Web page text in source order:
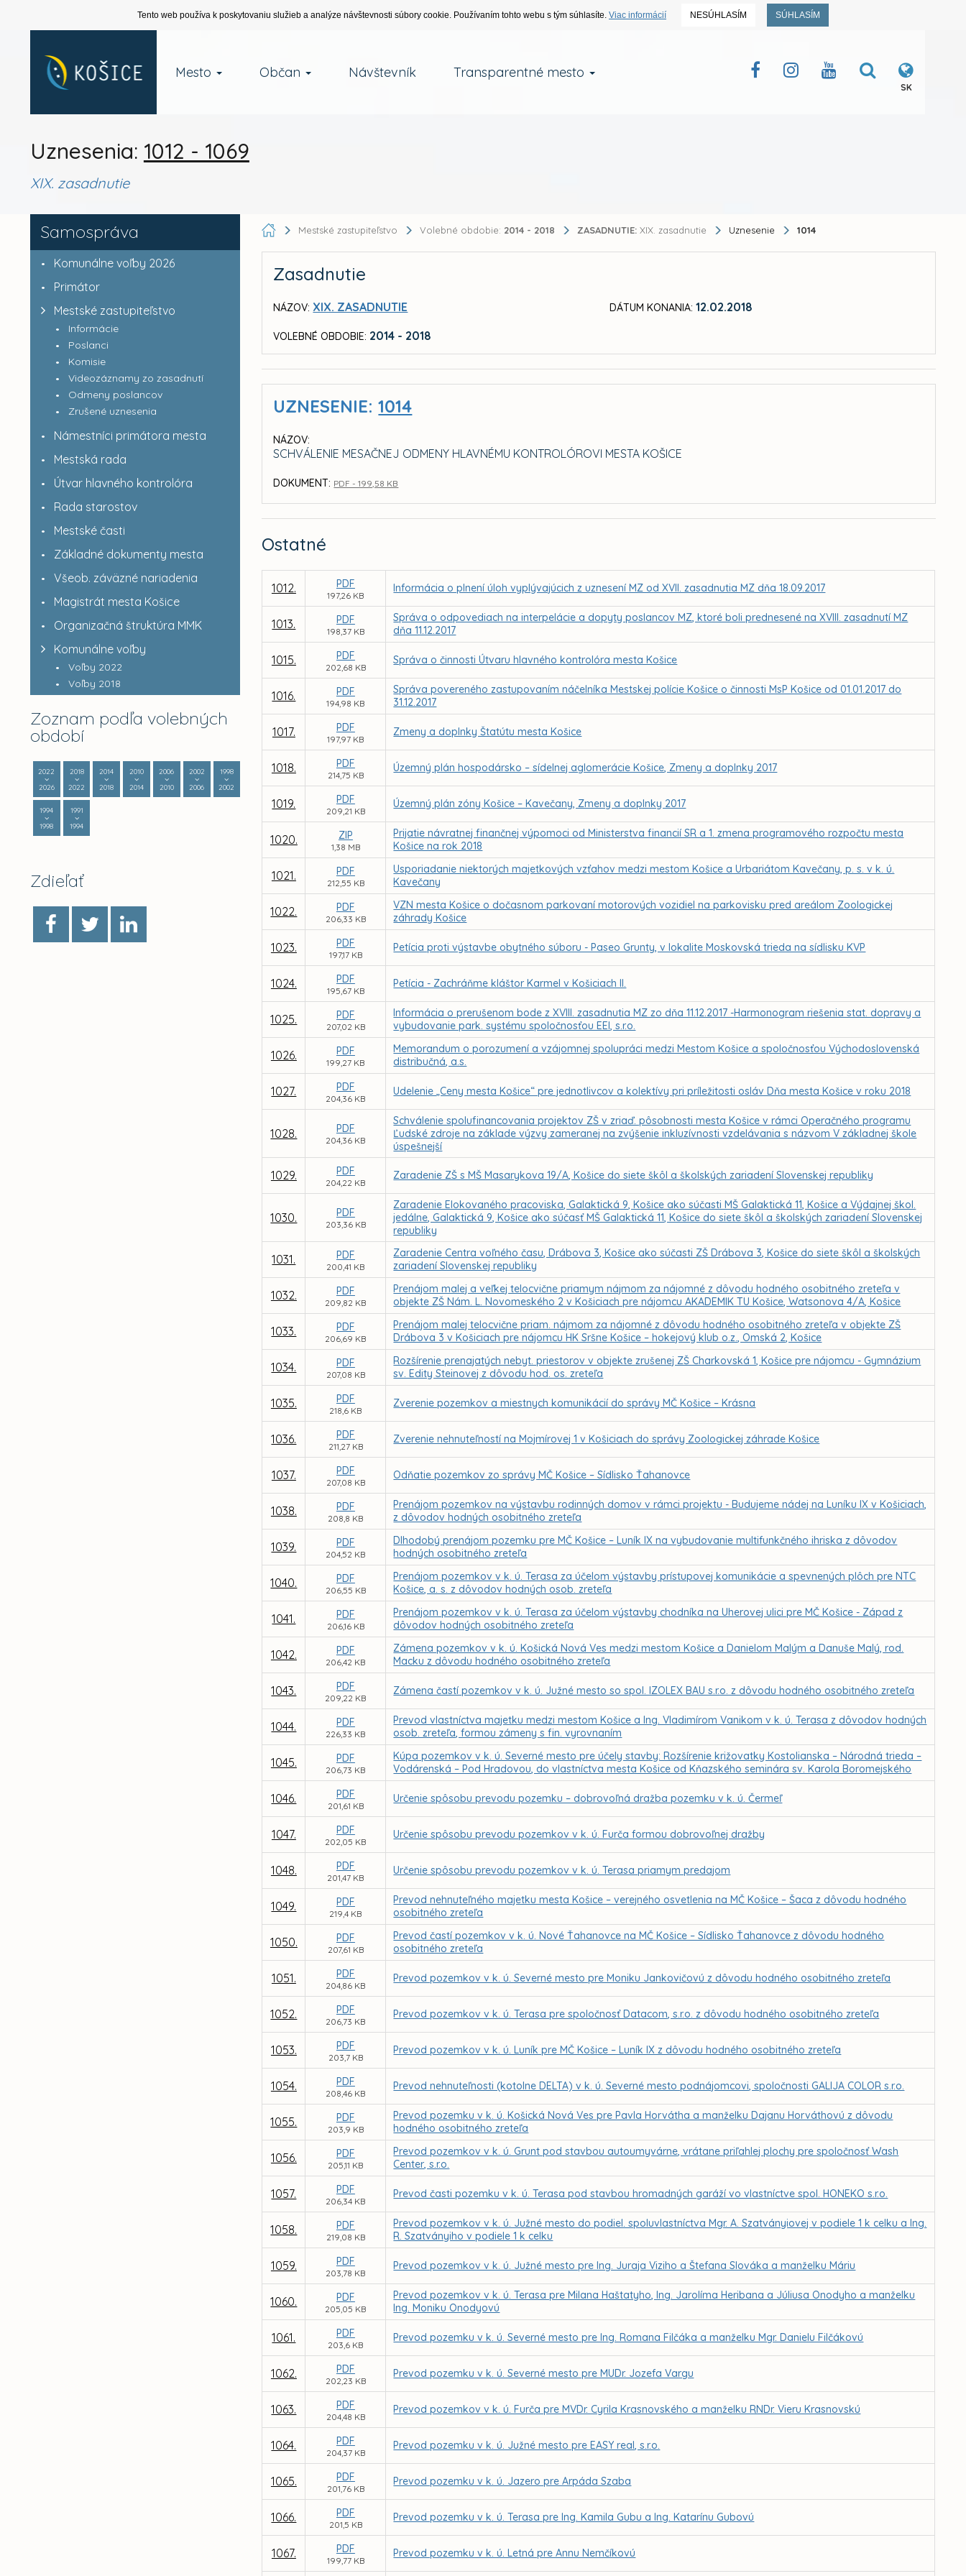
Tento web používa k poskytovaniu služieb a analýze návštevnosti súbory cookie. Používaním tohto webu s tým súhlasíte. Viac informácií NESÚHLASÍM SÚHLASÍM
Mesto Občan Návštevník Transparentné mesto
SK
Uznesenia: 1012 - 1069
XIX. zasadnutie
Samospráva
Komunálne voľby 2026
Primátor
Mestské zastupiteľstvo
Informácie
Poslanci
Komisie
Videozáznamy zo zasadnutí
Odmeny poslancov
Zrušené uznesenia
Námestníci primátora mesta
Mestská rada
Útvar hlavného kontrolóra
Rada starostov
Mestské časti
Základné dokumenty mesta
Všeob. záväzné nariadenia
Magistrát mesta Košice
Organizačná štruktúra MMK
Komunálne voľby
Voľby 2022
Voľby 2018
Zoznam podľa volebných
období
2022
2026
2018
2022
2014
2018
2010
2014
2006
2010
2002
2006
1998
2002
1994
1998
1991
1994
Zdieľať
Mestské zastupiteľstvo Volebné obdobie: 2014 - 2018 ZASADNUTIE: XIX. zasadnutie Uznesenie 1014
Zasadnutie
NÁZOV: XIX. ZASADNUTIE
VOLEBNÉ OBDOBIE: 2014 - 2018
DÁTUM KONANIA: 12.02.2018
UZNESENIE:1014
NÁZOV:
SCHVÁLENIE MESAČNEJ ODMENY HLAVNÉMU KONTROLÓROVI MESTA KOŠICE
DOKUMENT: PDF - 199,58 KB
Ostatné
1012. PDF
197,26 KB
Informácia o plnení úloh vyplývajúcich z uznesení MZ od XVII. zasadnutia MZ dňa 18.09.2017
1013. PDF
198,37 KB
Správa o odpovediach na interpelácie a dopyty poslancov MZ, ktoré boli prednesené na XVIII. zasadnutí MZ
dňa 11.12.2017
1015. PDF
202,68 KB
Správa o činnosti Útvaru hlavného kontrolóra mesta Košice
1016. PDF
194,98 KB
Správa povereného zastupovaním náčelníka Mestskej polície Košice o činnosti MsP Košice od 01.01.2017 do
31.12.2017
1017. PDF
197,97 KB
Zmeny a doplnky Štatútu mesta Košice
1018. PDF
214,75 KB
Územný plán hospodársko – sídelnej aglomerácie Košice, Zmeny a doplnky 2017
1019. PDF
209,21 KB
Územný plán zóny Košice – Kavečany, Zmeny a doplnky 2017
1020. ZIP
1,38 MB
Prijatie návratnej finančnej výpomoci od Ministerstva financií SR a 1. zmena programového rozpočtu mesta
Košice na rok 2018
1021. PDF
212,55 KB
Usporiadanie niektorých majetkových vzťahov medzi mestom Košice a Urbariátom Kavečany, p. s. v k. ú.
Kavečany
1022. PDF
206,33 KB
VZN mesta Košice o dočasnom parkovaní motorových vozidiel na parkovisku pred areálom Zoologickej
záhrady Košice
1023. PDF
197,17 KB
Petícia proti výstavbe obytného súboru - Paseo Grunty, v lokalite Moskovská trieda na sídlisku KVP
1024. PDF
195,67 KB
Petícia - Zachráňme kláštor Karmel v Košiciach II.
1025. PDF
207,02 KB
Informácia o prerušenom bode z XVIII. zasadnutia MZ zo dňa 11.12.2017 -Harmonogram riešenia stat. dopravy a
vybudovanie park. systému spoločnosťou EEI, s.r.o.
1026. PDF
199,27 KB
Memorandum o porozumení a vzájomnej spolupráci medzi Mestom Košice a spoločnosťou Východoslovenská
distribučná, a.s.
1027. PDF
204,36 KB
Udelenie „Ceny mesta Košice“ pre jednotlivcov a kolektívy pri príležitosti osláv Dňa mesta Košice v roku 2018
1028. PDF
204,36 KB
Schválenie spolufinancovania projektov ZŠ v zriaď. pôsobnosti mesta Košice v rámci Operačného programu
Ľudské zdroje na základe výzvy zameranej na zvýšenie inkluzívnosti vzdelávania s názvom V základnej škole
úspešnejší
1029. PDF
204,22 KB
Zaradenie ZŠ s MŠ Masarykova 19/A, Košice do siete škôl a školských zariadení Slovenskej republiky
1030. PDF
203,36 KB
Zaradenie Elokovaného pracoviska, Galaktická 9, Košice ako súčasti MŠ Galaktická 11, Košice a Výdajnej škol.
jedálne, Galaktická 9, Košice ako súčasť MŠ Galaktická 11, Košice do siete škôl a školských zariadení Slovenskej
republiky
1031. PDF
200,41 KB
Zaradenie Centra voľného času, Drábova 3, Košice ako súčasti ZŠ Drábova 3, Košice do siete škôl a školských
zariadení Slovenskej republiky
1032. PDF
209,82 KB
Prenájom malej a veľkej telocvične priamym nájmom za nájomné z dôvodu hodného osobitného zreteľa v
objekte ZŠ Nám. L. Novomeského 2 v Košiciach pre nájomcu AKADEMIK TU Košice, Watsonova 4/A, Košice
1033. PDF
206,69 KB
Prenájom malej telocvične priam. nájmom za nájomné z dôvodu hodného osobitného zreteľa v objekte ZŠ
Drábova 3 v Košiciach pre nájomcu HK Sršne Košice – hokejový klub o.z., Omská 2, Košice
1034. PDF
207,08 KB
Rozšírenie prenajatých nebyt. priestorov v objekte zrušenej ZŠ Charkovská 1, Košice pre nájomcu - Gymnázium
sv. Edity Steinovej z dôvodu hod. os. zreteľa
1035. PDF
218,6 KB
Zverenie pozemkov a miestnych komunikácií do správy MČ Košice – Krásna
1036. PDF
211,27 KB
Zverenie nehnuteľností na Mojmírovej 1 v Košiciach do správy Zoologickej záhrade Košice
1037. PDF
207,08 KB
Odňatie pozemkov zo správy MČ Košice – Sídlisko Ťahanovce
1038. PDF
208,8 KB
Prenájom pozemkov na výstavbu rodinných domov v rámci projektu - Budujeme nádej na Luníku IX v Košiciach,
z dôvodov hodných osobitného zreteľa
1039. PDF
204,52 KB
Dlhodobý prenájom pozemku pre MČ Košice – Luník IX na vybudovanie multifunkčného ihriska z dôvodov
hodných osobitného zreteľa
1040. PDF
206,55 KB
Prenájom pozemkov v k. ú. Terasa za účelom výstavby prístupovej komunikácie a spevnených plôch pre NTC
Košice, a. s. z dôvodov hodných osob. zreteľa
1041. PDF
206,16 KB
Prenájom pozemkov v k. ú. Terasa za účelom výstavby chodníka na Uherovej ulici pre MČ Košice - Západ z
dôvodov hodných osobitného zreteľa
1042. PDF
206,42 KB
Zámena pozemkov v k. ú. Košická Nová Ves medzi mestom Košice a Danielom Malým a Danuše Malý, rod.
Macku z dôvodu hodného osobitného zreteľa
1043. PDF
209,22 KB
Zámena častí pozemkov v k. ú. Južné mesto so spol. IZOLEX BAU s.r.o. z dôvodu hodného osobitného zreteľa
1044. PDF
226,33 KB
Prevod vlastníctva majetku medzi mestom Košice a Ing. Vladimírom Vanikom v k. ú. Terasa z dôvodov hodných
osob. zreteľa, formou zámeny s fin. vyrovnaním
1045. PDF
206,73 KB
Kúpa pozemkov v k. ú. Severné mesto pre účely stavby: Rozšírenie križovatky Kostolianska – Národná trieda –
Vodárenská – Pod Hradovou, do vlastníctva mesta Košice od Kňazského seminára sv. Karola Boromejského
1046. PDF
201,61 KB
Určenie spôsobu prevodu pozemku – dobrovoľná dražba pozemku v k. ú. Čermeľ
1047. PDF
202,05 KB
Určenie spôsobu prevodu pozemkov v k. ú. Furča formou dobrovoľnej dražby
1048. PDF
201,47 KB
Určenie spôsobu prevodu pozemkov v k. ú. Terasa priamym predajom
1049. PDF
219,4 KB
Prevod nehnuteľného majetku mesta Košice – verejného osvetlenia na MČ Košice – Šaca z dôvodu hodného
osobitného zreteľa
1050. PDF
207,61 KB
Prevod častí pozemkov v k. ú. Nové Ťahanovce na MČ Košice – Sídlisko Ťahanovce z dôvodu hodného
osobitného zreteľa
1051. PDF
204,86 KB
Prevod pozemkov v k. ú. Severné mesto pre Moniku Jankovičovú z dôvodu hodného osobitného zreteľa
1052. PDF
206,73 KB
Prevod pozemkov v k. ú. Terasa pre spoločnosť Datacom, s.r.o. z dôvodu hodného osobitného zreteľa
1053. PDF
203,7 KB
Prevod pozemkov v k. ú. Luník pre MČ Košice – Luník IX z dôvodu hodného osobitného zreteľa
1054. PDF
208,46 KB
Prevod nehnuteľnosti (kotolne DELTA) v k. ú. Severné mesto podnájomcovi, spoločnosti GALIJA COLOR s.r.o.
1055. PDF
203,9 KB
Prevod pozemku v k. ú. Košická Nová Ves pre Pavla Horvátha a manželku Dajanu Horváthovú z dôvodu
hodného osobitného zreteľa
1056. PDF
205,11 KB
Prevod pozemkov v k. ú. Grunt pod stavbou autoumyvárne, vrátane priľahlej plochy pre spoločnosť Wash
Center, s.r.o.
1057. PDF
206,34 KB
Prevod časti pozemku v k. ú. Terasa pod stavbou hromadných garáží vo vlastníctve spol. HONEKO s.r.o.
1058. PDF
219,08 KB
Prevod pozemkov v k. ú. Južné mesto do podiel. spoluvlastníctva Mgr. A. Szatványiovej v podiele 1 k celku a Ing.
R. Szatványiho v podiele 1 k celku
1059. PDF
203,78 KB
Prevod pozemkov v k. ú. Južné mesto pre Ing. Juraja Viziho a Štefana Slováka a manželku Máriu
1060. PDF
205,05 KB
Prevod pozemkov v k. ú. Terasa pre Milana Haštatyho, Ing. Jarolíma Heribana a Júliusa Onodyho a manželku
Ing. Moniku Onodyovú
1061. PDF
203,6 KB
Prevod pozemku v k. ú. Severné mesto pre Ing. Romana Filčáka a manželku Mgr. Danielu Filčákovú
1062. PDF
202,23 KB
Prevod pozemku v k. ú. Severné mesto pre MUDr. Jozefa Vargu
1063. PDF
204,48 KB
Prevod pozemkov v k. ú. Furča pre MVDr. Cyrila Krasnovského a manželku RNDr. Vieru Krasnovskú
1064. PDF
204,37 KB
Prevod pozemku v k. ú. Južné mesto pre EASY real, s.r.o.
1065. PDF
201,76 KB
Prevod pozemku v k. ú. Jazero pre Arpáda Szaba
1066. PDF
201,5 KB
Prevod pozemku v k. ú. Terasa pre Ing. Kamila Gubu a Ing. Katarínu Gubovú
1067. PDF
199,77 KB
Prevod pozemku v k. ú. Letná pre Annu Nemčíkovú